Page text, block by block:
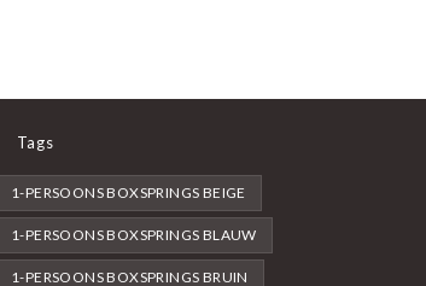
Tags
1-PERSOONS BOXSPRINGS BEIGE
1-PERSOONS BOXSPRINGS BLAUW
1-PERSOONS BOXSPRINGS BRUIN